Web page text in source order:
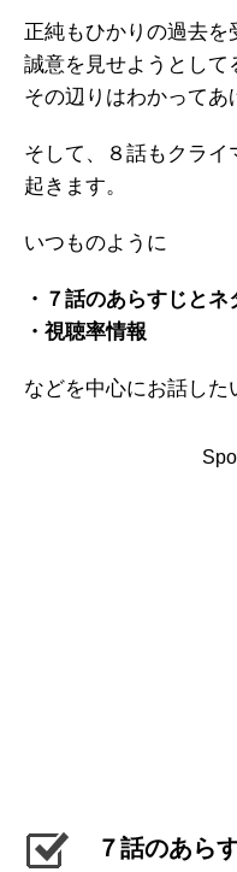
正純もひかりの過去を
誠意を見せようとして
その辺りはわかってあ
そして、８話もクラ
起きます。
いつものように
・７話のあらすじとネ
・視聴率情報
などを中心にお話した
７話のあら